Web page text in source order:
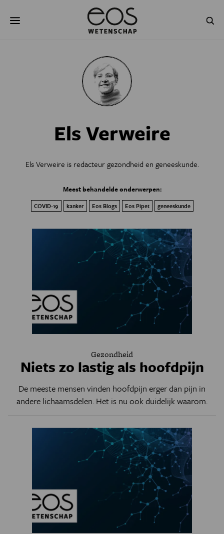
naar
NATUURWETENSCHAPPEN
PSYCHE & BREIN BLOGS
Els Verweire
Els Verweire is redacteur gezondheid en geneeskunde.
Meest behandelde onderwerpen:
COVID-19 kanker Eos Blogs Eos Pipet geneeskunde
Gezondheid
Niets zo lastig als hoofdpijn
De meeste mensen vinden hoofdpijn erger dan pijn in
andere lichaamsdelen. Het is nu ook duidelijk waarom.